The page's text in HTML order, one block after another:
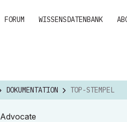
FORUM WISSENSDATENBANK
DOKUMENTATION TOP-STEMPEL
Advocate